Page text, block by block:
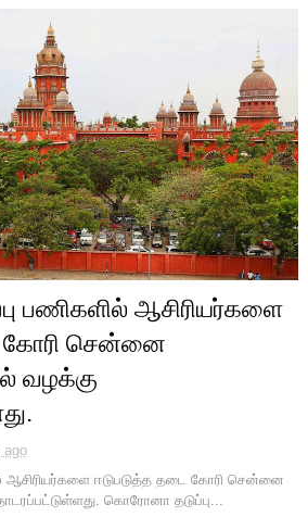
பணிகளில் ஆசிரியர்களை
கோரி சென்னை
வழக்கு
ago
ஆசிரியர்களை ஈடுபடுத்த தடை கோரி சென்னை
கொரோனா தடுப்பு...